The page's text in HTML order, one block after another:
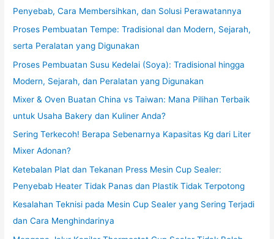
Penyebab, Cara Membersihkan, dan Solusi Perawatannya
Proses Pembuatan Tempe: Tradisional dan Modern, Sejarah,
serta Peralatan yang Digunakan
Proses Pembuatan Susu Kedelai (Soya): Tradisional hingga
Modern, Sejarah, dan Peralatan yang Digunakan
Mixer & Oven Buatan China vs Taiwan: Mana Pilihan Terbaik
untuk Usaha Bakery dan Kuliner Anda?
Sering Terkecoh! Berapa Sebenarnya Kapasitas Kg dari Liter
Mixer Adonan?
Ketebalan Plat dan Tekanan Press Mesin Cup Sealer:
Penyebab Heater Tidak Panas dan Plastik Tidak Terpotong
Kesalahan Teknisi pada Mesin Cup Sealer yang Sering Terjadi
dan Cara Menghindarinya